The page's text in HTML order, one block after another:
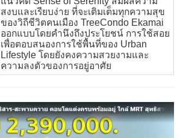
สงบและเรียบง่าย ที่จะเติมเต็มทุกความสุข
ของวิถีชีวิตคนเมือง TreeCondo Ekamai
ออกแบบโดยคำนึงถึงประโยชน์ การใช้สอย
เพื่อตอบสนองการใช้พื้นที่ของ Urban
Lifestyle โดยยังคงความสวยงามและ
ความลงตัวของการอยู่อาศัย